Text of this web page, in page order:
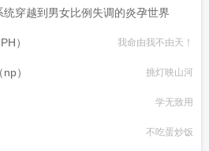
穿越到男女比例失调的炎孕世界
黑月何时嚎叫
） 我命由我不由天！
） 挑灯映山河
学无致用
不吃蛋炒饭